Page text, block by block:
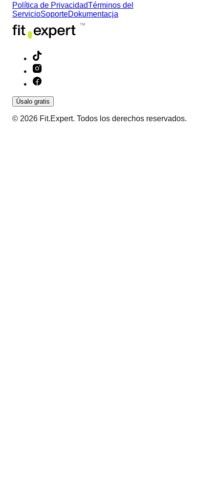
Política de PrivacidadTérminos del
ServicioSoporteDokumentacja
Úsalo gratis
© 2026 Fit.Expert. Todos los derechos reservados.